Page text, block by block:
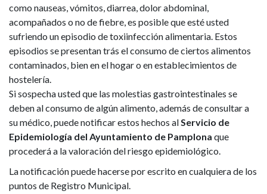
como nauseas, vómitos, diarrea, dolor abdominal,
acompañados o no de fiebre, es posible que esté usted
sufriendo un episodio de toxiinfección alimentaria. Estos
episodios se presentan trás el consumo de ciertos alimentos
contaminados, bien en el hogar o en establecimientos de
hostelería.
Si sospecha usted que las molestias gastrointestinales se
deben al consumo de algún alimento, además de consultar a
su médico, puede notificar estos hechos alServicio de
Epidemiología del Ayuntamiento de Pamplona que
procederá a la valoración del riesgo epidemiológico.
La notificación puede hacerse por escrito en cualquiera de los
puntos de Registro Municipal.